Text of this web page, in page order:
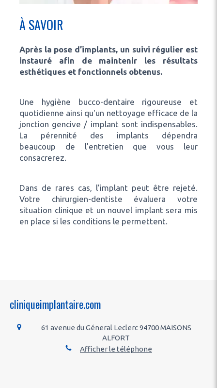
À SAVOIR
Après la pose d’implants, un suivi régulier est
instauré afin de maintenir les résultats
esthétiques et fonctionnels obtenus.
Une hygiène bucco-dentaire rigoureuse et
quotidienne ainsi qu'un nettoyage efficace de la
jonction gencive / implant sont indispensables.
La pérennité des implants dépendra
beaucoup de l’entretien que vous leur
consacrerez.
Dans de rares cas, l’implant peut être rejeté.
Votre chirurgien-dentiste évaluera votre
situation clinique et un nouvel implant sera mis
en place si les conditions le permettent.
cliniqueimplantaire.com
61 avenue du Géneral Leclerc 94700 MAISONS
ALFORT
Afficher le téléphone